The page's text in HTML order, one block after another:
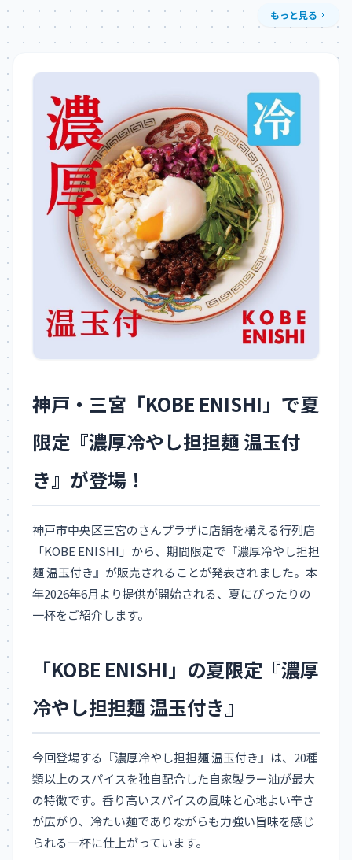
もっと見る
神戸・三宮「KOBE ENISHI」で夏
限定『濃厚冷やし担担麺 温玉付
き』が登場！
神戸市中央区三宮のさんプラザに店舗を構える行列店
「KOBE ENISHI」から、期間限定で『濃厚冷やし担担
麺 温玉付き』が販売されることが発表されました。本
年2026年6月より提供が開始される、夏にぴったりの
一杯をご紹介します。
「KOBE ENISHI」の夏限定『濃厚
冷やし担担麺 温玉付き』
今回登場する『濃厚冷やし担担麺 温玉付き』は、20種
類以上のスパイスを独自配合した自家製ラー油が最大
の特徴です。香り高いスパイスの風味と心地よい辛さ
が広がり、冷たい麺でありながらも力強い旨味を感じ
られる一杯に仕上がっています。